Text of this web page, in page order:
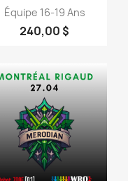
Aperçu rapide
Équipe 16-19 Ans
240,00 $